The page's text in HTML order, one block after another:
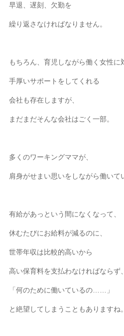
早退、遅刻、欠勤を
繰り返さなければなりません。
もちろん、育児しながら働く女性に
手厚いサポートをしてくれる
会社も存在しますが、
まだまだそんな会社はごく一部。
多くのワーキングママが、
肩身がせまい思いをしながら働いて
有給があっという間になくなって、
休むたびにお給料が減るのに、
世帯年収は比較的高いから
高い保育料を支払わなければならず、
「何のために働いているの……」
と絶望してしまうこともありますね。